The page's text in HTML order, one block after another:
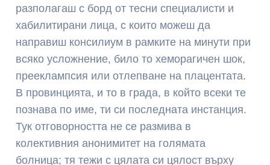
разполагаш с борд от тесни специалисти и
хабилитирани лица, с които можеш да
направиш консилиум в рамките на минути при
всяко усложнение, било то хеморагичен шок,
прееклампсия или отлепване на плацентата.
В провинцията, и то в града, в който всеки те
познава по име, ти си последната инстанция.
Тук отговорността не се размива в
колективния анонимитет на голямата
болница; тя тежи с цялата си цялост върху